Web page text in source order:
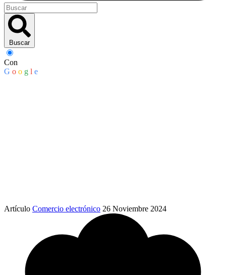
Buscar
Con
G o o g l e
Artículo Comercio electrónico 26 Noviembre 2024